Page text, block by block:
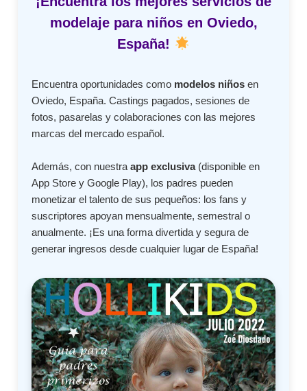
modelaje para niños en Oviedo,
España!
Encuentra oportunidades como modelos niños en
Oviedo, España. Castings pagados, sesiones de
fotos, pasarelas y colaboraciones con las mejores
marcas del mercado español.
Además, con nuestraapp exclusiva(disponible en
App Store y Google Play), los padres pueden
monetizar el talento de sus pequeños: los fans y
suscriptores apoyan mensualmente, semestral o
anualmente. ¡Es una forma divertida y segura de
generar ingresos desde cualquier lugar de España!